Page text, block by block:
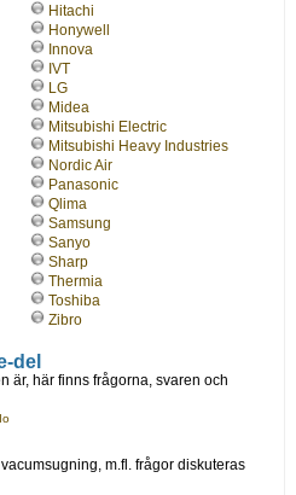
Hitachi
Honywell
Innova
IVT
LG
Midea
Mitsubishi Electric
Mitsubishi Heavy Industries
Nordic Air
Panasonic
Qlima
Samsung
Sanyo
Sharp
Thermia
Toshiba
Zibro
del
är, här finns frågorna, svaren och
m.fl. frågor diskuteras